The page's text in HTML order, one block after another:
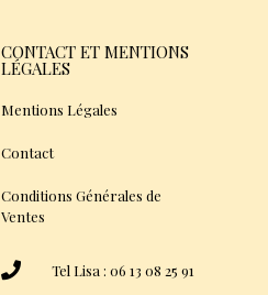
CONTACT ET MENTIONS
LÉGALES
Mentions Légales
Contact
Conditions Générales de
Ventes
Tel Lisa : 06 13 08 25 91